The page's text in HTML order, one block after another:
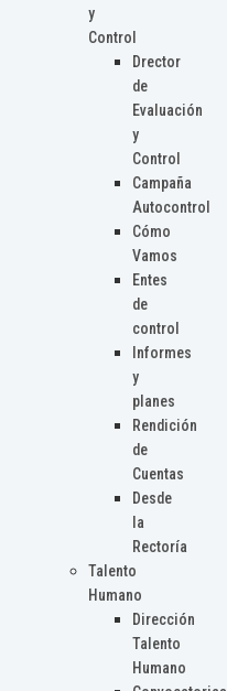
y
Control
Drector
de
Evaluación
y
Control
Campaña
Autocontrol
Cómo
Vamos
Entes
de
control
Informes
y
planes
Rendición
de
Cuentas
Desde
la
Rectoría
Talento
Humano
Dirección
Talento
Humano